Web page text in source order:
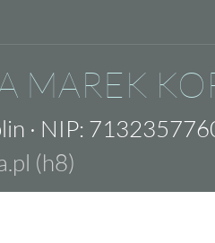
MAREK
· NIP:
(h8)